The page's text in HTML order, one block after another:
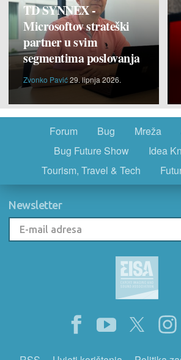
TD SYNNEX -
Microsoftov strateški
partner u svim
segmentima poslovanja
Zvonko Pavić29. lipnja 2026.
Forum Bug Mreža
Bug Future Show
Idea
Tourism, Travel & Tech
Newsletter